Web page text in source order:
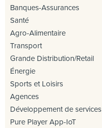
Banques-Assurances
Santé
Agro-Alimentaire
Transport
Grande Distribution/Retail
Énergie
Sports et Loisirs
Agences
Développement de services
Pure Player App-IoT